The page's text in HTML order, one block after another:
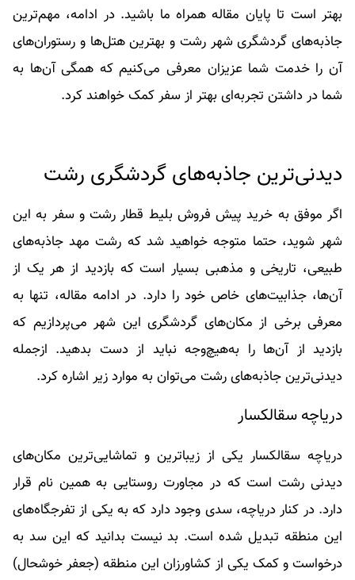
بهتر است تا پایان مقاله همراه ما باشید. در ادامه، مهم‌ترین
جاذبه‌های گردشگری شهر رشت و بهترین هتل‌ها و رستوران‌های
آن را خدمت شما عزیزان معرفی می‌کنیم که همگی آن‌ها به
شما در داشتن تجربه‌ای بهتر از سفر کمک خواهند کرد.
دیدنی‌ترین جاذبه‌های گردشگری رشت
اگر موفق به خرید پیش فروش بلیط قطار رشت و سفر به این
شهر شوید، حتما متوجه خواهید شد که رشت مهد جاذبه‌های
طبیعی، تاریخی و مذهبی بسیار است که بازدید از هر یک از
آن‌ها، جذابیت‌های خاص خود را دارد. در ادامه مقاله، تنها به
معرفی برخی از مکان‌های گردشگری این شهر می‌پردازیم که
بازدید از آن‌ها را به‌هیچ‌وجه نباید از دست بدهید. از‌جمله
دیدنی‌ترین جاذبه‌های رشت می‌توان به موارد زیر اشاره کرد.
دریاچه سقالکسار
دریاچه سقالکسار یکی از زیباترین و تماشایی‌ترین مکان‌های
دیدنی رشت است که در مجاورت روستایی به همین نام قرار
دارد. در کنار دریاچه، سدی وجود دارد که به یکی از تفرجگاه‌های
این منطقه تبدیل شده است. بد نیست بدانید که این سد به
درخواست و کمک یکی از کشاورزان این منطقه (جعفر خوشحال)